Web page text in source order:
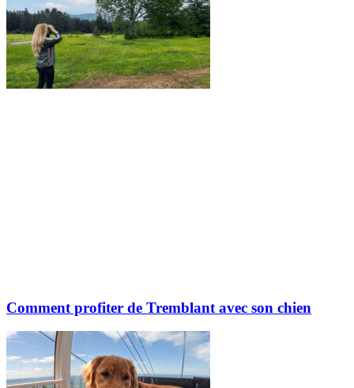
Comment profiter de Tremblant avec son chien